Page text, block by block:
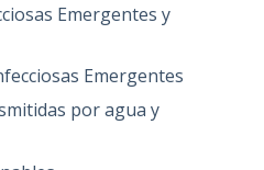
Emergentes y
Emergentes
por agua y